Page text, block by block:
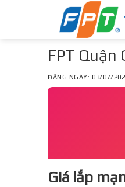
FPT Quận
ĐĂNG NGÀY: 03/07/
Giá lắp